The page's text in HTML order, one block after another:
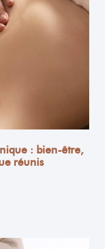
: bien-être,
réunis